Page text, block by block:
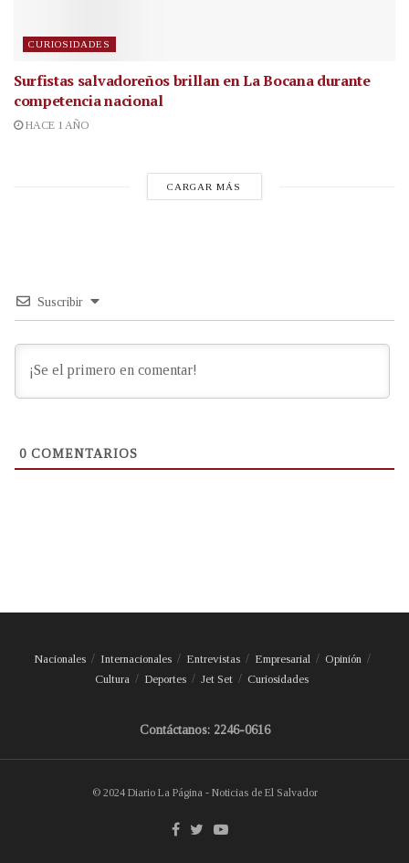
CURIOSIDADES
Surfistas salvadoreños brillan en La Bocana durante
competencia nacional
HACE 1 AÑO
CARGAR MÁS
Suscribir
0 COMENTARIOS
Nacionales Internacionales Entrevistas Empresarial
Opinión
Cultura
Deportes Jet Set Curiosidades
Contáctanos: 2246-0616
© 2024 Diario La Página - Noticias de El Salvador